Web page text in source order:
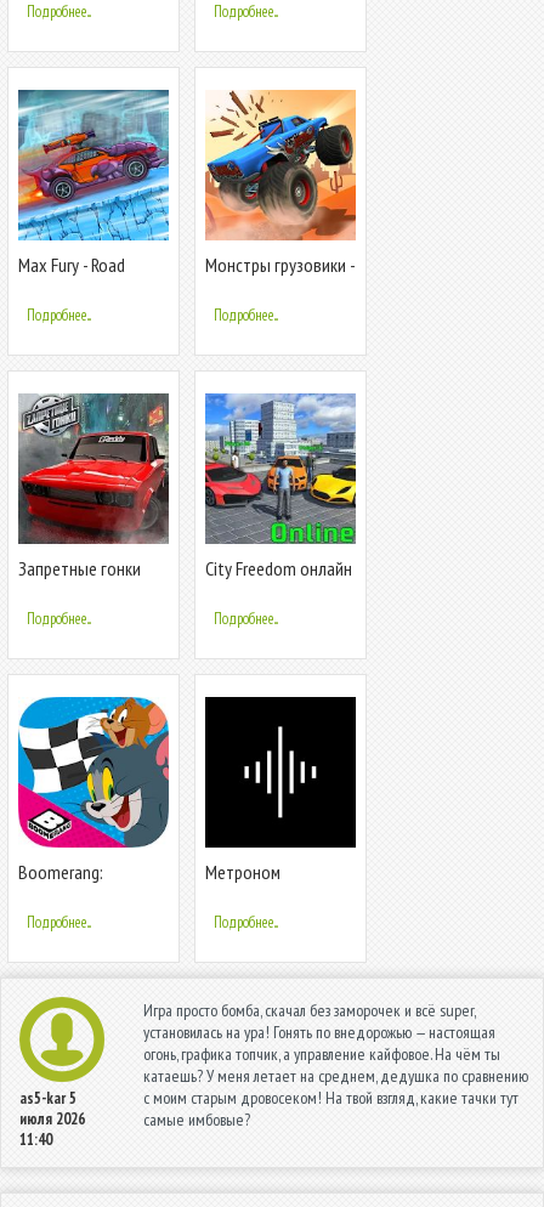
Подробнее... Подробнее...
Max Fury - Road
взрывы
Подробнее...
Монстры грузовики -
Подробнее...
Запретные гонки
Подробнее...
City Freedom онлайн
с друзьями
Подробнее...
Boomerang:
— Гонки со Скуби-Ду
Подробнее...
Метроном
совершенствуйте
свой темп
Подробнее...
as5-kar5
июля 2026
11:40
Игра просто бомба, скачал без заморочек и всё super,
установилась на ура! Гонять по внедорожью — настоящая
огонь, графика топчик, а управление кайфовое. На чём ты
катаешь? У меня летает на среднем, дедушка по сравнению
с моим старым дровосеком! На твой взгляд, какие тачки тут
самые имбовые?